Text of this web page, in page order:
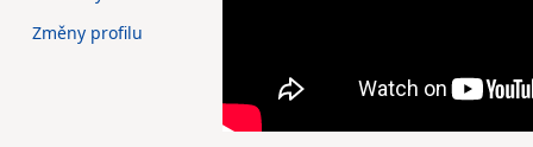
Změny profilu